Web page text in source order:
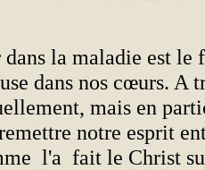
dans la maladie est
dans nos cœurs. A
mais en
notre esprit
l'a fait le Christ